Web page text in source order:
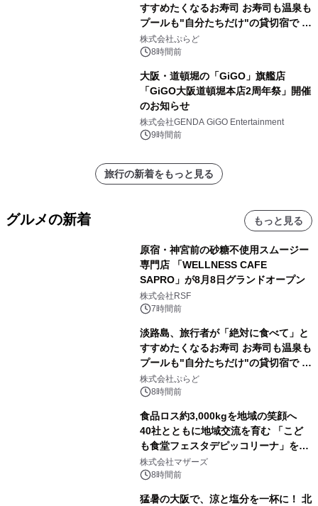
すすめたくなるお寿司 お寿司も温泉も
プールも"自分たちだけ"の貸切宿で 1
日1組限定「岩屋温泉 絵島別庭 海と
森」の握り寿司プラン
株式会社ぷらど
8時間前
大阪・道頓堀の「GiGO」旗艦店
「GiGO大阪道頓堀本店2周年祭」開催
のお知らせ
株式会社GENDA GiGO Entertainment
9時間前
旅行の新着をもっと見る
グルメの新着 もっと見る
原宿・神宮前の砂糖不使用スムージー
専門店 「WELLNESS CAFE
SAPRO」が8月8日グランドオープン
株式会社RSF
7時間前
淡路島、旅行者が「絶対に食べて」と
すすめたくなるお寿司 お寿司も温泉も
プールも"自分たちだけ"の貸切宿で 1
日1組限定「岩屋温泉 絵島別庭 海と
森」の握り寿司プラン
株式会社ぷらど
8時間前
食品ロス約3,000kgを地域の笑顔へ
40社とともに地域交流を育む 「こど
も食堂フェスタデピッコリーナ」を9
月5日(土)開催
株式会社マザーズ
8時間前
猛暑の大阪で、涼と塩分を一杯に！ 北